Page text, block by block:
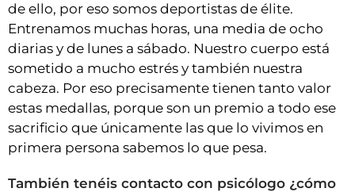
de ello, por eso somos deportistas de élite.
Entrenamos muchas horas, una media de ocho
diarias y de lunes a sábado. Nuestro cuerpo está
sometido a mucho estrés y también nuestra
cabeza. Por eso precisamente tienen tanto valor
estas medallas, porque son un premio a todo ese
sacrificio que únicamente las que lo vivimos en
primera persona sabemos lo que pesa.
También tenéis contacto con psicólogo ¿cómo